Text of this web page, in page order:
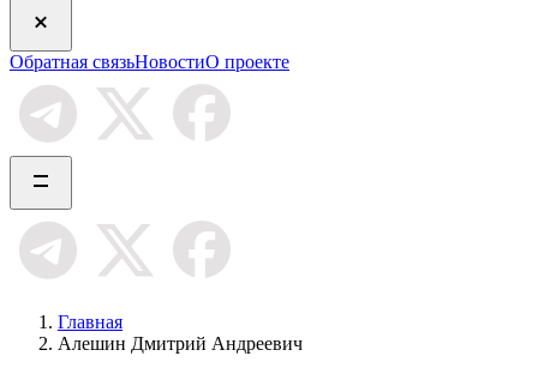
Обратная связьНовостиО проекте
Главная
Алешин Дмитрий Андреевич